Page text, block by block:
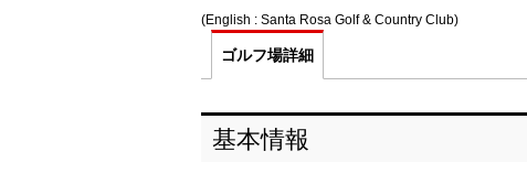
(English : Santa Rosa Golf & Country Club)
ゴルフ場詳細
基本情報